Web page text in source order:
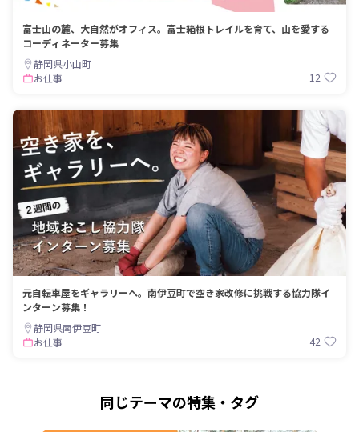
富士山の麓、大自然がオフィス。富士箱根トレイルを育て、山を愛する
コーディネーター募集
静岡県小山町
お仕事
12
元自転車屋をギャラリーへ。南伊豆町で空き家改修に挑戦する協力隊イ
ンターン募集！
静岡県南伊豆町
お仕事
42
同じテーマの特集・タグ